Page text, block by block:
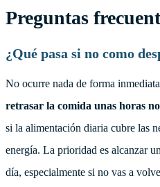
Preguntas
¿Qué pasa si no como
No ocurre nada de forma
retrasar la comida unas horas
si la alimentación diaria cubre las
energía. La prioridad es alcanzar
día, especialmente si no vas a